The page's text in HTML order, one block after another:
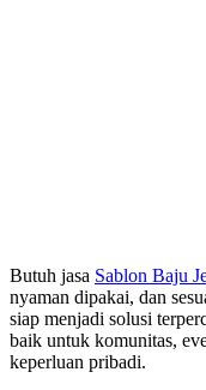
Butuh jasa Sablon Baju
nyaman dipakai, dan
siap menjadi solusi
baik untuk komunitas,
keperluan pribadi.